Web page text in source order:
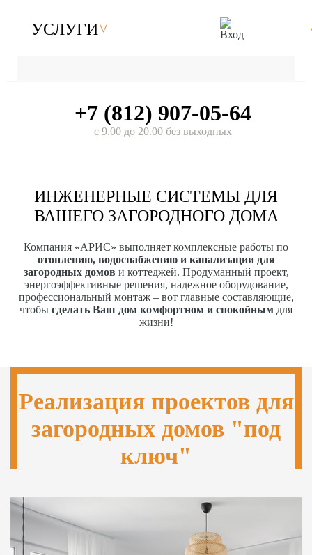
УСЛУГИ
+7 (812) 907-05-64
с 9.00 до 20.00 без выходных
ИНЖЕНЕРНЫЕ СИСТЕМЫ ДЛЯ
ВАШЕГО ЗАГОРОДНОГО ДОМА
Компания «АРИС» выполняет комплексные работы по
отоплению, водоснабжению и канализации для
загородных домов и коттеджей. Продуманный проект,
энергоэффективные решения, надежное оборудование,
профессиональный монтаж – вот главные составляющие,
чтобы сделать Ваш дом комфортном и спокойным для
жизни!
Реализация проектов для
загородных домов "под
ключ"